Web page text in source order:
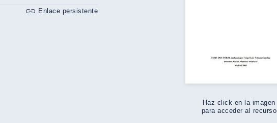
Enlace persistente
Haz click en la imagen
para acceder al recurso